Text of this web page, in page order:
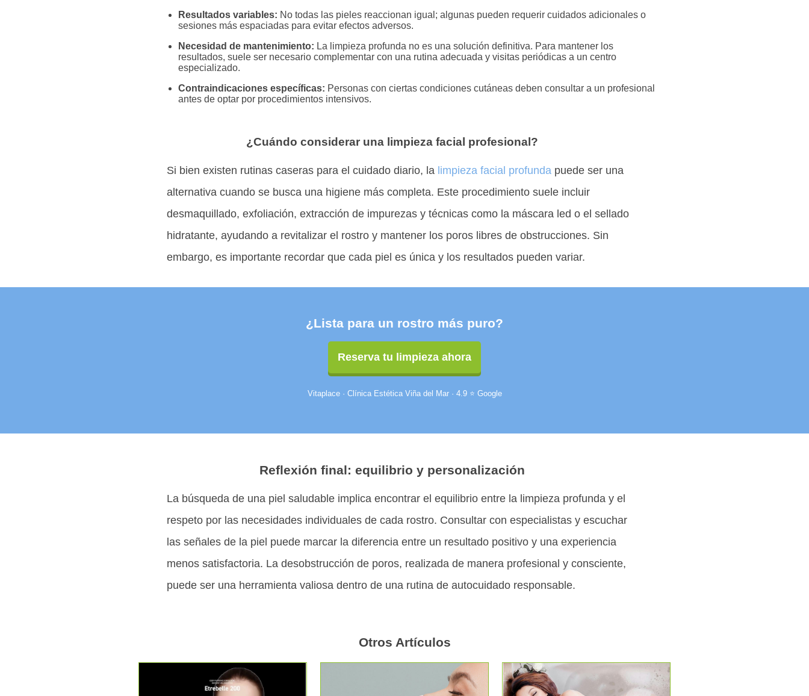
Resultados variables: No todas las pieles reaccionan igual; algunas pueden requerir cuidados adicionales o
sesiones más espaciadas para evitar efectos adversos.
Necesidad de mantenimiento: La limpieza profunda no es una solución definitiva. Para mantener los
resultados, suele ser necesario complementar con una rutina adecuada y visitas periódicas a un centro
especializado.
Contraindicaciones específicas: Personas con ciertas condiciones cutáneas deben consultar a un profesional
antes de optar por procedimientos intensivos.
¿Cuándo considerar una limpieza facial profesional?
Si bien existen rutinas caseras para el cuidado diario, la limpieza facial profundapuede ser una
alternativa cuando se busca una higiene más completa. Este procedimiento suele incluir
desmaquillado, exfoliación, extracción de impurezas y técnicas como la máscara led o el sellado
hidratante, ayudando a revitalizar el rostro y mantener los poros libres de obstrucciones. Sin
embargo, es importante recordar que cada piel es única y los resultados pueden variar.
¿Lista para un rostro más puro?
Reserva tu limpieza ahora
Vitaplace · Clínica Estética Viña del Mar · 4.9 ⭐ Google
Reflexión final: equilibrio y personalización
La búsqueda de una piel saludable implica encontrar el equilibrio entre la limpieza profunda y el
respeto por las necesidades individuales de cada rostro. Consultar con especialistas y escuchar
las señales de la piel puede marcar la diferencia entre un resultado positivo y una experiencia
menos satisfactoria. La desobstrucción de poros, realizada de manera profesional y consciente,
puede ser una herramienta valiosa dentro de una rutina de autocuidado responsable.
Otros Artículos